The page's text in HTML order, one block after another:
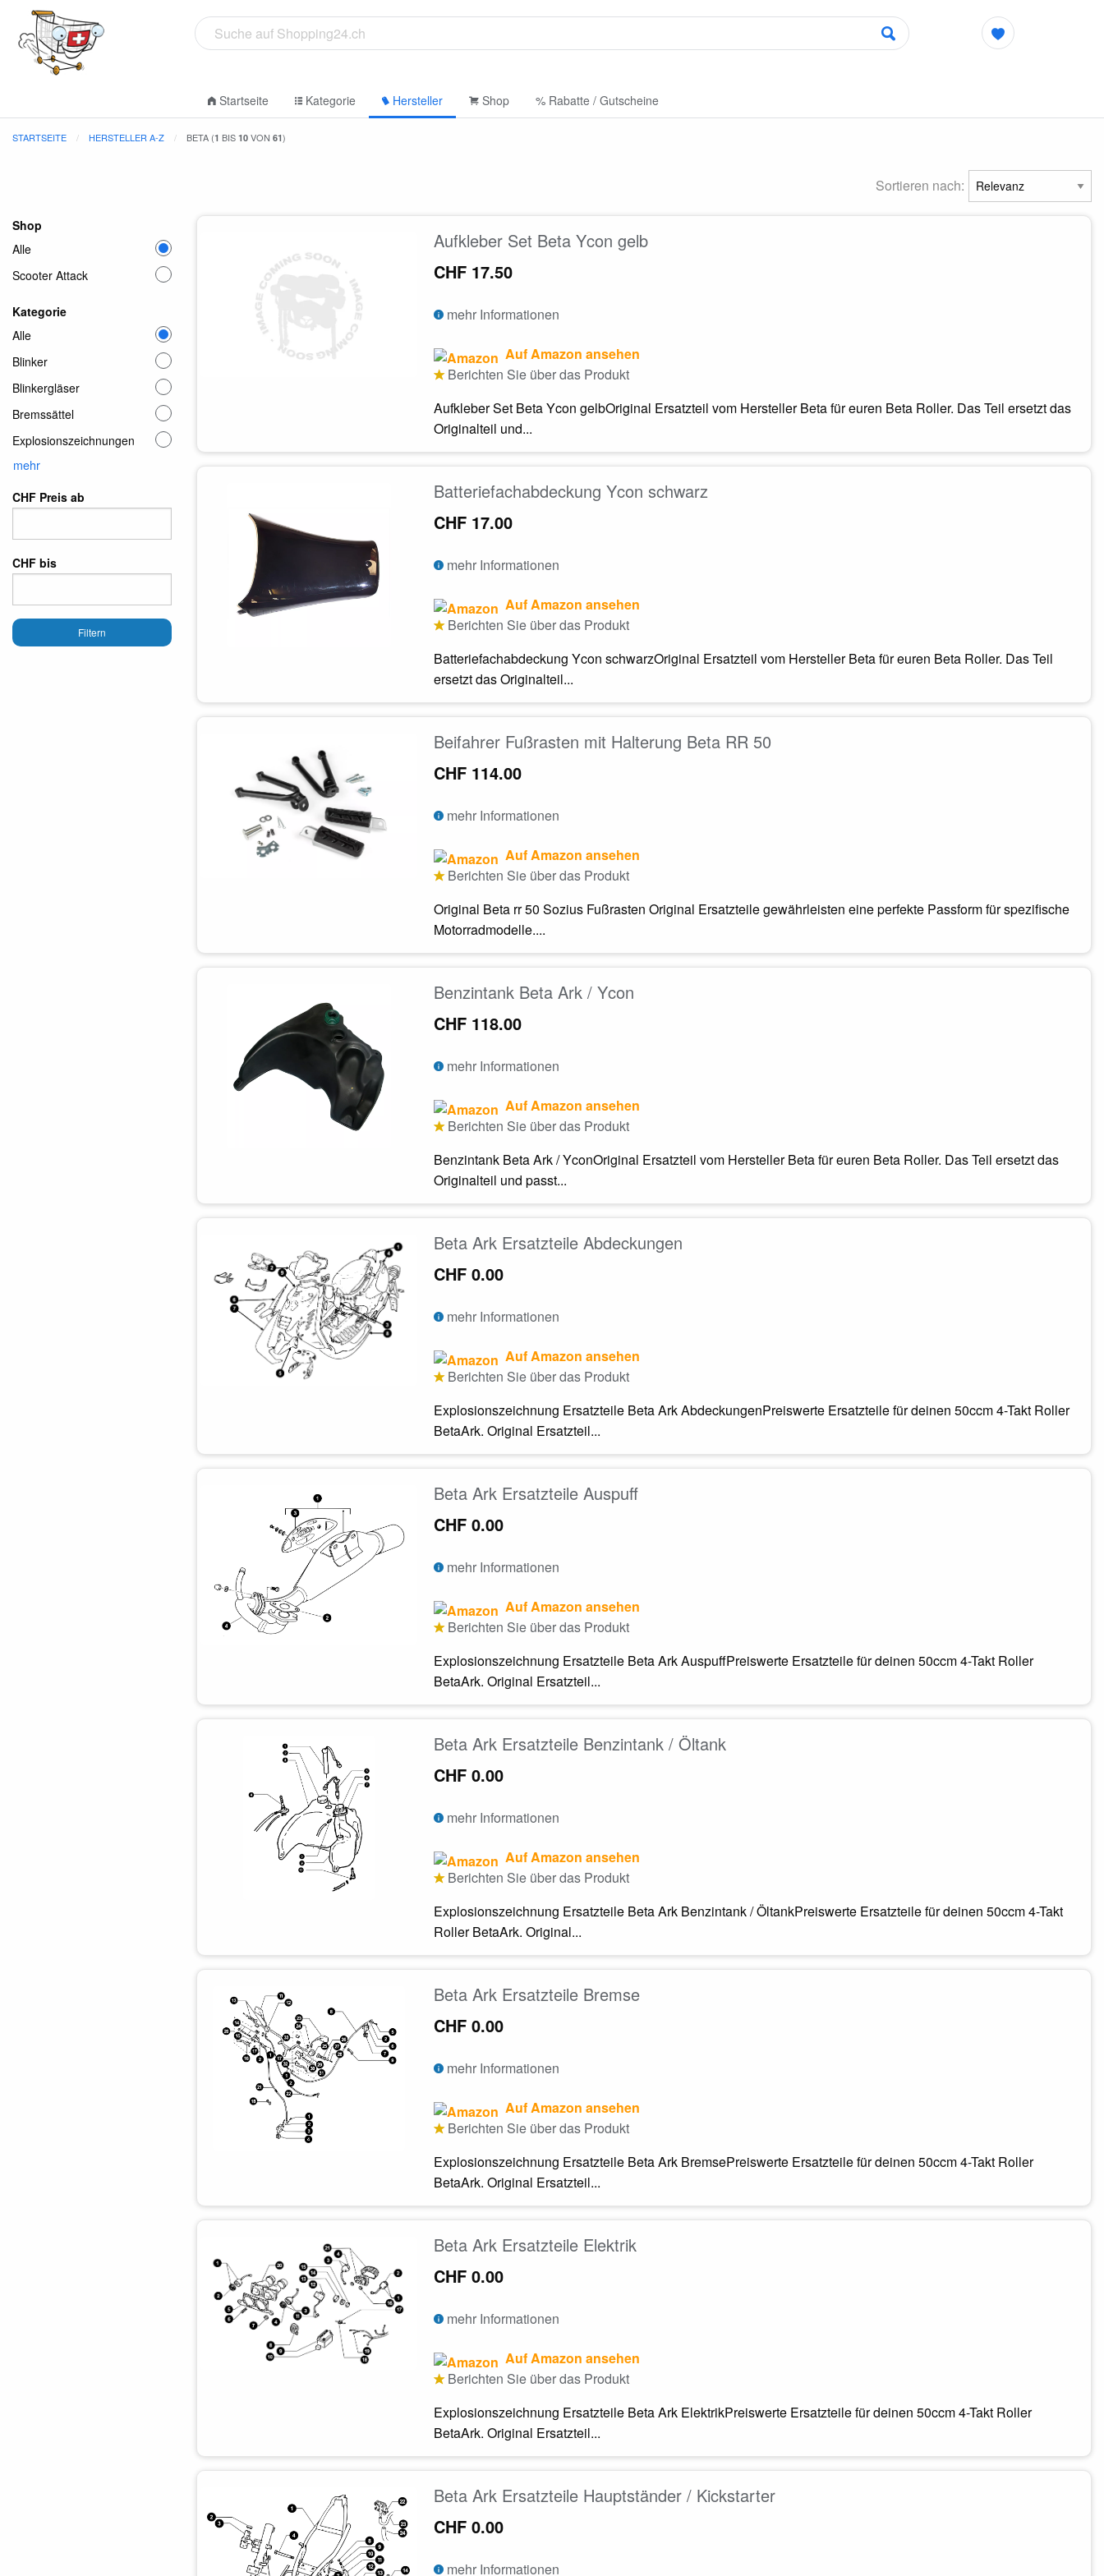
Startseite Kategorie Hersteller Shop % Rabatte / Gutscheine
STARTSEITE HERSTELLER A-Z BETA (1 BIS 10 VON 61)
Sortieren nach:
Shop
Alle
Scooter Attack
Kategorie
Alle
Blinker
Blinkergläser
Bremssättel
Explosionszeichnungen
mehr
CHF Preis ab
CHF bis
Filtern
Aufkleber Set Beta Ycon gelb
CHF 17.50
mehr Informationen
Auf Amazon ansehen
Berichten Sie über das Produkt
Aufkleber Set Beta Ycon gelbOriginal Ersatzteil vom Hersteller Beta für euren Beta Roller. Das Teil ersetzt das
Originalteil und...
Batteriefachabdeckung Ycon schwarz
CHF 17.00
mehr Informationen
Auf Amazon ansehen
Berichten Sie über das Produkt
Batteriefachabdeckung Ycon schwarzOriginal Ersatzteil vom Hersteller Beta für euren Beta Roller. Das Teil
ersetzt das Originalteil...
Beifahrer Fußrasten mit Halterung Beta RR 50
CHF 114.00
mehr Informationen
Auf Amazon ansehen
Berichten Sie über das Produkt
Original Beta rr 50 Sozius Fußrasten Original Ersatzteile gewährleisten eine perfekte Passform für spezifische
Motorradmodelle....
Benzintank Beta Ark / Ycon
CHF 118.00
mehr Informationen
Auf Amazon ansehen
Berichten Sie über das Produkt
Benzintank Beta Ark / YconOriginal Ersatzteil vom Hersteller Beta für euren Beta Roller. Das Teil ersetzt das
Originalteil und passt...
Beta Ark Ersatzteile Abdeckungen
CHF 0.00
mehr Informationen
Auf Amazon ansehen
Berichten Sie über das Produkt
Explosionszeichnung Ersatzteile Beta Ark AbdeckungenPreiswerte Ersatzteile für deinen 50ccm 4-Takt Roller
BetaArk. Original Ersatzteil...
Beta Ark Ersatzteile Auspuff
CHF 0.00
mehr Informationen
Auf Amazon ansehen
Berichten Sie über das Produkt
Explosionszeichnung Ersatzteile Beta Ark AuspuffPreiswerte Ersatzteile für deinen 50ccm 4-Takt Roller
BetaArk. Original Ersatzteil...
Beta Ark Ersatzteile Benzintank / Öltank
CHF 0.00
mehr Informationen
Auf Amazon ansehen
Berichten Sie über das Produkt
Explosionszeichnung Ersatzteile Beta Ark Benzintank / ÖltankPreiswerte Ersatzteile für deinen 50ccm 4-Takt
Roller BetaArk. Original...
Beta Ark Ersatzteile Bremse
CHF 0.00
mehr Informationen
Auf Amazon ansehen
Berichten Sie über das Produkt
Explosionszeichnung Ersatzteile Beta Ark BremsePreiswerte Ersatzteile für deinen 50ccm 4-Takt Roller
BetaArk. Original Ersatzteil...
Beta Ark Ersatzteile Elektrik
CHF 0.00
mehr Informationen
Auf Amazon ansehen
Berichten Sie über das Produkt
Explosionszeichnung Ersatzteile Beta Ark ElektrikPreiswerte Ersatzteile für deinen 50ccm 4-Takt Roller
BetaArk. Original Ersatzteil...
Beta Ark Ersatzteile Hauptständer / Kickstarter
CHF 0.00
mehr Informationen